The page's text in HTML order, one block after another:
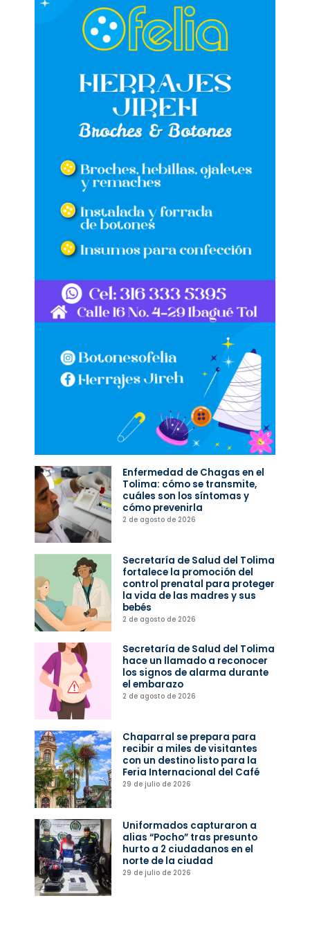
Enfermedad de Chagas en el
Tolima: cómo se transmite,
cuáles son los síntomas y
cómo prevenirla
2 de agosto de 2026
Secretaría de Salud del Tolima
fortalece la promoción del
control prenatal para proteger
la vida de las madres y sus
bebés
2 de agosto de 2026
Secretaría de Salud del Tolima
hace un llamado a reconocer
los signos de alarma durante
el embarazo
2 de agosto de 2026
Chaparral se prepara para
recibir a miles de visitantes
con un destino listo para la
Feria Internacional del Café
29 de julio de 2026
Uniformados capturaron a
alias “Pocho” tras presunto
hurto a 2 ciudadanos en el
norte de la ciudad
29 de julio de 2026